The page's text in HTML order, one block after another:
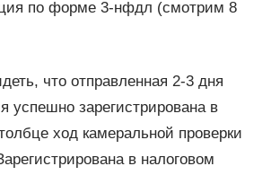
по форме 3-нфдл (смотрим 8
что отправленная 2-3 дня
успешно зарегистрирована в
ход камеральной проверки
в налоговом